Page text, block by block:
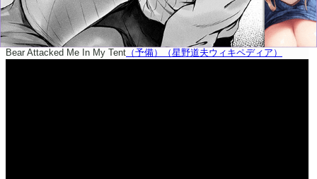
Bear Attacked Me In My Tent （予備） （星野道夫ウィキペディア）